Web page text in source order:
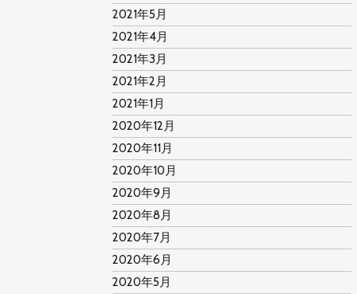
2021年5月
2021年4月
2021年3月
2021年2月
2021年1月
2020年12月
2020年11月
2020年10月
2020年9月
2020年8月
2020年7月
2020年6月
2020年5月